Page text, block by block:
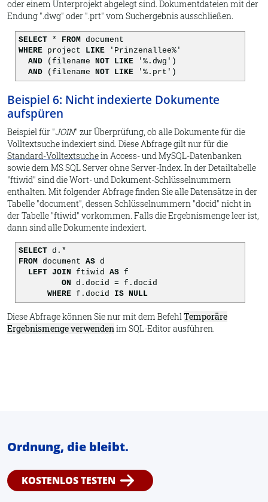
oder einem Unterprojekt abgelegt sind. Dokumentdateien mit der
Endung ".dwg" oder ".prt" vom Suchergebnis ausschließen.
SELECT* FROM
document
WHEREproject LIKE'Prinzenallee%'
AND(filename NOT LIKE'%.dwg')
AND(filename NOT LIKE'%.prt')
Beispiel 6: Nicht indexierte Dokumente
aufspüren
Beispiel für "JOIN" zur Überprüfung, ob alle Dokumente für die
Volltextsuche indexiert sind. Diese Abfrage gilt nur für die
Standard-Volltextsuchein Access- und MySQL-Datenbanken
sowie dem MS SQL Server ohne Server-Index. In der Detailtabelle
"ftiwid" sind die Wort- und Dokument-Schlüsselnummern
enthalten. Mit folgender Abfrage finden Sie alle Datensätze in der
Tabelle "document", dessen Schlüsselnummern "docid" nicht in
der Tabelle "ftiwid" vorkommen. Falls die Ergebnismenge leer ist,
dann sind alle Dokumente indexiert.
SELECTd.*
FROM
document ASd
LEFT JOIN
ftiwid ASf
ON
d.docid = f.docid
WHEREf.docid IS NULL
Diese Abfrage können Sie nur mit dem BefehlTemporäre
Ergebnismenge verwendenim SQL-Editor ausführen.
Ordnung, die bleibt.
KOSTENLOS TESTEN